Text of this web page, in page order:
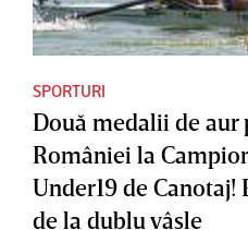
SPORTURI
Două medalii de aur
României la
Under19 de
de la dublu vâsle